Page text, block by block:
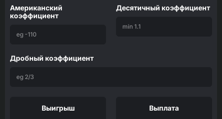
Американский
коэффициент
Десятичный коэффициент
Дробный коэффициент
Выигрыш Выплата